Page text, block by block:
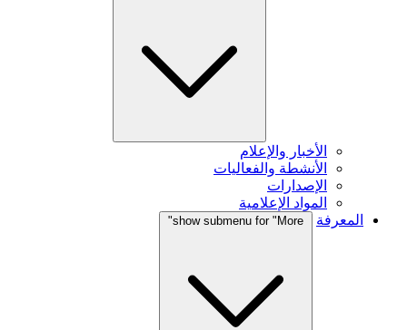
الأخبار والإعلام
الأنشطة والفعاليات
الإصدارات
المواد الإعلامية
المعرفة
show submenu for "More"